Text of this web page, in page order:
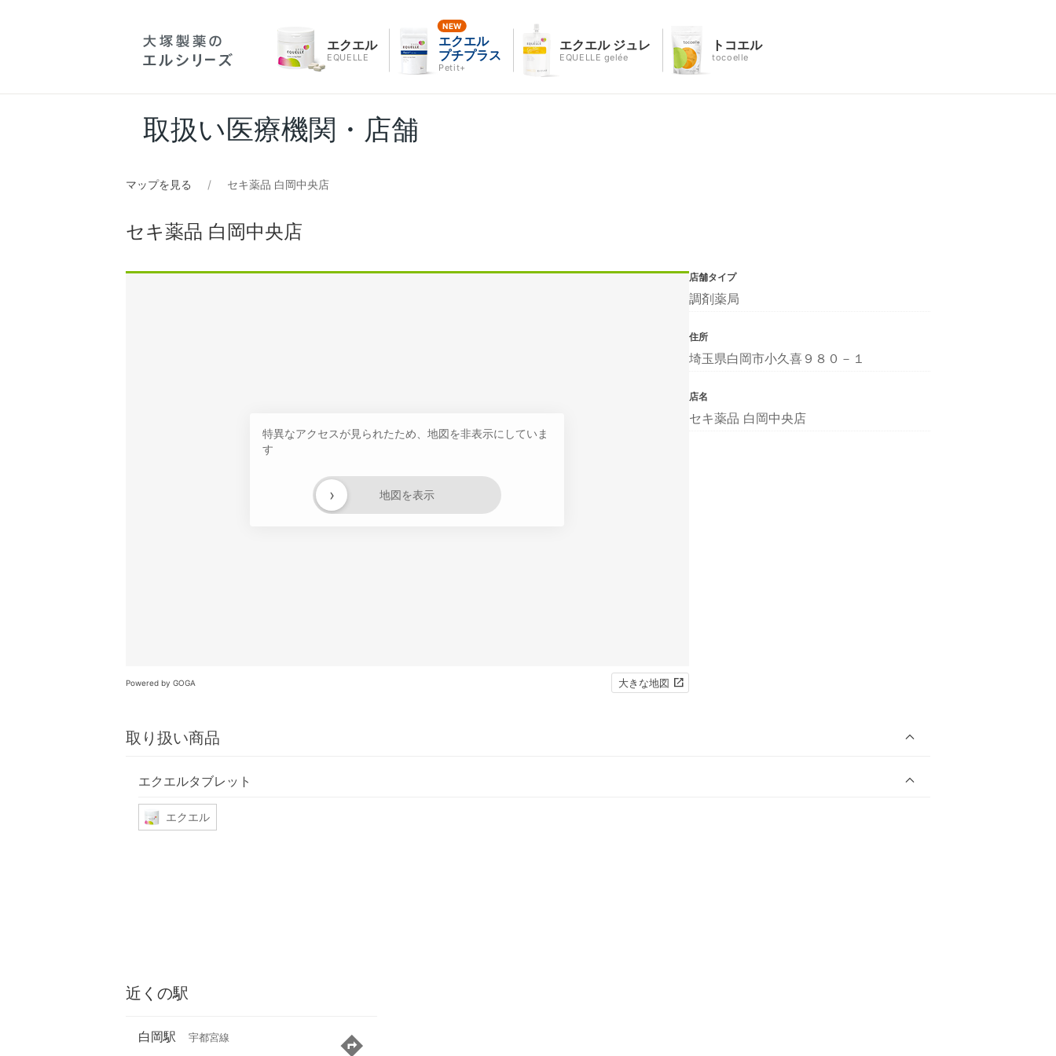
エクエル
EQUELLE
エクエル
プチプラス
Petit+
エクエル ジュレ
EQUELLE gelée
トコエル
tocoelle
取扱い医療機関・店舗
マップを見る セキ薬品 白岡中央店
セキ薬品 白岡中央店
特異なアクセスが見られたため、地図を非表示にしていま
す
地図を表示
›
Powered by GOGA 大きな地図
取り扱い商品
エクエルタブレット
エクエル
店舗タイプ
調剤薬局
住所
埼玉県白岡市小久喜９８０－１
店名
セキ薬品 白岡中央店
近くの駅
白岡駅 宇都宮線